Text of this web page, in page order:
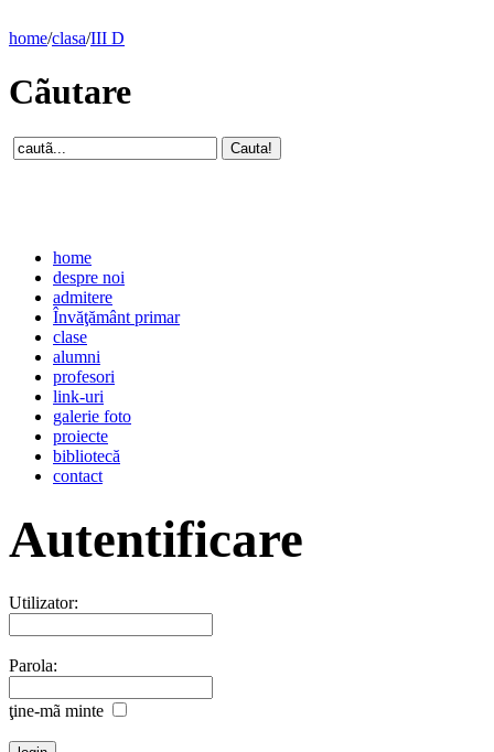
home/clasa/III D
Cãutare
home
despre noi
admitere
Învăţământ primar
clase
alumni
profesori
link-uri
galerie foto
proiecte
bibliotecă
contact
Autentificare
Utilizator:
Parola:
ţine-mã minte